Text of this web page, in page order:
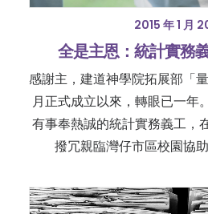
2015 年 1 月
全是主恩：統計實務
感謝主，建道神學院拓展部「
月正式成立以來，轉眼已一年
有事奉熱誠的統計實務義工，
撥冗親臨灣仔市區校園協